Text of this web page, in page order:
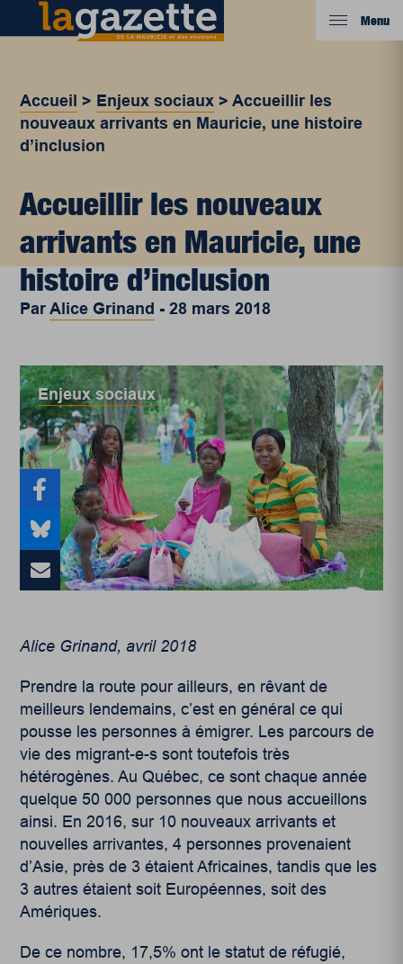
Menu
Accueil > Enjeux sociaux >Accueillir les
nouveaux arrivants en Mauricie, une histoire
d’inclusion
Accueillir les nouveaux
arrivants en Mauricie, une
histoire d’inclusion
ParAlice Grinand -28 mars 2018
Enjeux sociaux
Alice Grinand, avril 2018
Prendre la route pour ailleurs, en rêvant de
meilleurs lendemains, c’est en général ce qui
pousse les personnes à émigrer. Les parcours de
vie des migrant-e-s sont toutefois très
hétérogènes. Au Québec, ce sont chaque année
quelque 50 000 personnes que nous accueillons
ainsi. En 2016, sur 10 nouveaux arrivants et
nouvelles arrivantes, 4 personnes provenaient
d’Asie, près de 3 étaient Africaines, tandis que les
3 autres étaient soit Européennes, soit des
Amériques.
De ce nombre, 17,5% ont le statut de réfugié,